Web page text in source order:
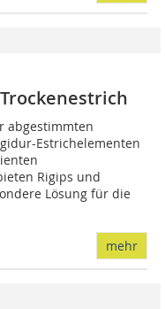
abgestimmten
Estrichelementen
Rigips und
Lösung für die
mehr